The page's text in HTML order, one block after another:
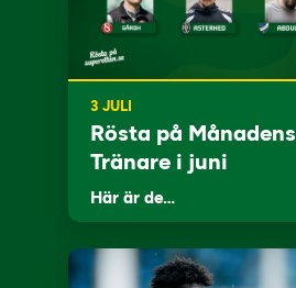
3 JULI
Rösta på Månadens
Tränare i juni
Här är de…